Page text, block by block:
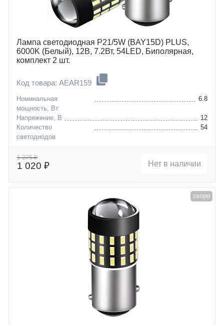
Лампа светодиодная P21/5W (BAY15D) PLUS,
6000K (Белый), 12В, 7.2Вт, 54LED, Биполярная,
комплект 2 шт.
Код товара: AEAR159
Номинальная
мощность, Вт
6.8
Напряжение, В
12
Количество
светодиодов
54
1 275 ₽
1 020 ₽ Нет в наличии
скоро